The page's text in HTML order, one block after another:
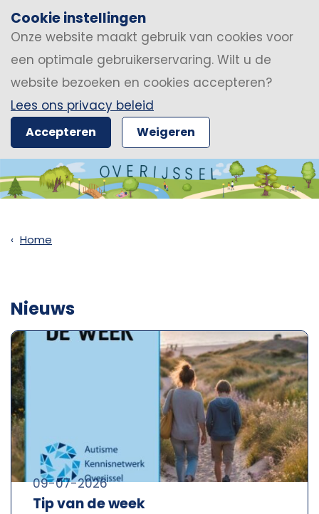
Cookie instellingen
Onze website maakt gebruik van cookies voor
een optimale gebruikerservaring. Wilt u de
website bezoeken en cookies accepteren?
Lees ons privacy beleid
Accepteren Weigeren
Home
Nieuws
Tip van de week
09-07-2026